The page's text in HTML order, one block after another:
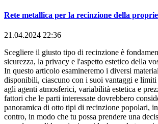
Rete metallica per la recinzione della
21.04.2024 22:36
Scegliere il giusto tipo di recinzione è
sicurezza, la privacy e l'aspetto estetico della
In questo articolo esamineremo i diversi
disponibili, ciascuno con i suoi vantaggi e limiti
agli agenti atmosferici, variabilità estetica e
fattori che le parti interessate dovrebbero
panoramica di otto tipi di recinzione popolari,
contro, in modo che tu possa prendere una